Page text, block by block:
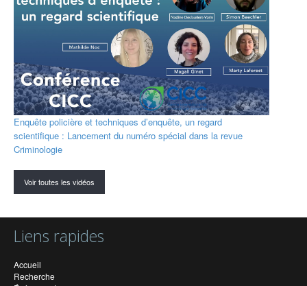
Enquête policière et techniques d’enquête, un regard
scientifique : Lancement du numéro spécial dans la revue
Criminologie
Voir toutes les vidéos
Liens rapides
Accueil
Recherche